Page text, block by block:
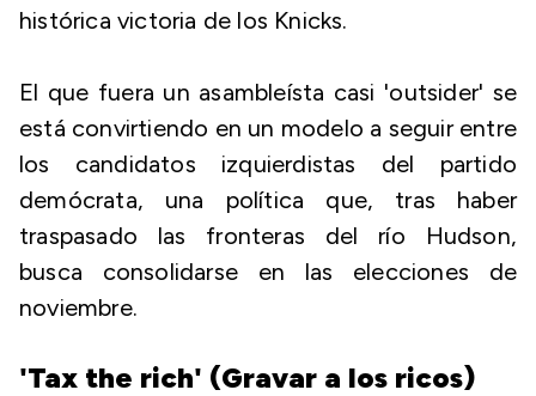
histórica victoria de los Knicks.
El que fuera un asambleísta casi 'outsider' se
está convirtiendo en un modelo a seguir entre
los candidatos izquierdistas del partido
demócrata, una política que, tras haber
traspasado las fronteras del río Hudson,
busca consolidarse en las elecciones de
noviembre.
'Tax the rich' (Gravar a los ricos)